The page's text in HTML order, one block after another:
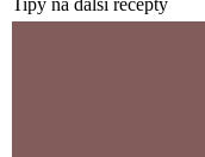
Tipy na další recepty